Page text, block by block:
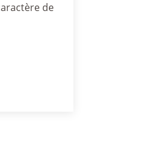
de